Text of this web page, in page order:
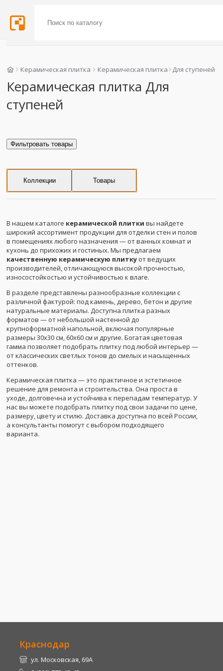
Керамическая плитка Керамическая плитка Для ступеней
Керамическая плитка Для
ступеней
Фильтровать товары
Коллекции Товары
В нашем каталоге керамической плитки вы найдете
широкий ассортимент продукции для отделки стен и полов
в помещениях любого назначения — от ванных комнат и
кухонь до прихожих и гостиных. Мы предлагаем
качественную керамическую плитку от ведущих
производителей, отличающуюся высокой прочностью,
износостойкостью и устойчивостью к влаге.
В разделе представлены разнообразные коллекции с
различной фактурой: под камень, дерево, бетон и другие
натуральные материалы. Доступна плитка разных
форматов — от небольшой настенной до
крупноформатной напольной, включая популярные
размеры 30x30 см, 60x60 см и другие. Богатая цветовая
гамма позволяет подобрать плитку под любой интерьер —
от классических светлых тонов до смелых и насыщенных
оттенков.
Керамическая плитка — это практичное и эстетичное
решение для ремонта и строительства. Она проста в
уходе, долговечна и устойчива к перепадам температур. У
нас вы можете подобрать плитку под свои задачи по цене,
размеру, цвету и стилю. Доставка доступна по всей России,
а консультанты помогут с выбором подходящего
варианта.
Краснодар
ул. Московская, 69А